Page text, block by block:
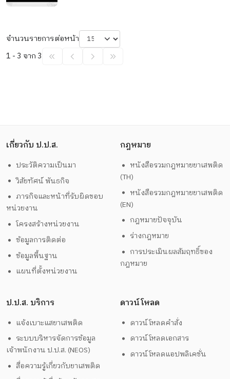
จำนวนรายการต่อหน้า
1 - 3 จาก 3
เกี่ยวกับ ป.ป.ส.
ประวัติความเป็นมา
วิสัยทัศน์ พันธกิจ
ภารกิจและหน้าที่รับผิดชอบ
หน่วยงาน
โครงสร้างหน่วยงาน
ข้อมูลการติดต่อ
ข้อมูลพื้นฐาน
แผนที่ตั้งหน่วยงาน
กฎหมาย
หนังสือรวมกฎหมายยาเสพติด
(TH)
หนังสือรวมกฎหมายยาเสพติด
(EN)
กฎหมายปัจจุบัน
ร่างกฎหมาย
การประเมินผลสัมฤทธิ์ของ
กฎหมาย
ป.ป.ส. บริการ
แจ้งเบาะแสยาเสพติด
ระบบบริหารจัดการข้อมูล
เจ้าพนักงาน ป.ป.ส. (NEOS)
สื่อความรู้เกี่ยวกับยาเสพติด
ดาวน์โหลด
ดาวน์โหลดคำสั่ง
ดาวน์โหลดเอกสาร
ดาวน์โหลดแอปพลิเคชั่น